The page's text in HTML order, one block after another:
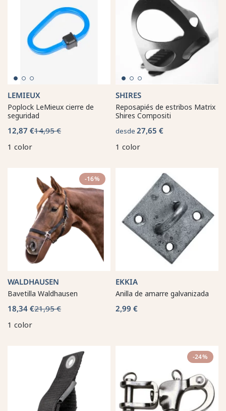
LEMIEUX
Poplock LeMieux cierre de
seguridad
12,87 €14,95 €
1 color
SHIRES
Reposapiés de estribos Matrix
Shires Compositi
desde 27,65 €
1 color
-16%
WALDHAUSEN
Bavetilla Waldhausen
18,34 €21,95 €
1 color
EKKIA
Anilla de amarre galvanizada
2,99 €
-24%